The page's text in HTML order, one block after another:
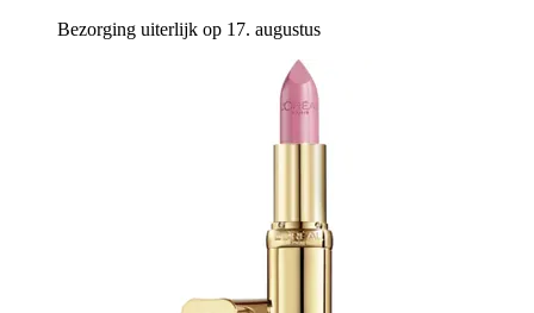
Bezorging uiterlijk op 17. augustus